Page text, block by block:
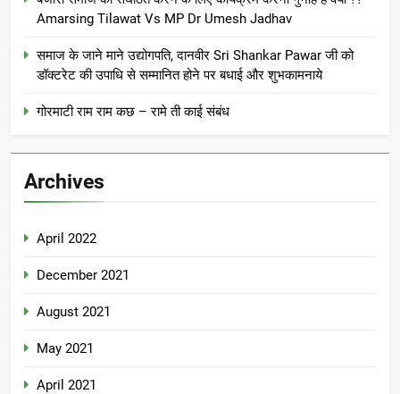
Amarsing Tilawat Vs MP Dr Umesh Jadhav
समाज के जाने माने उद्योगपति, दानवीर Sri Shankar Pawar जी को
डॉक्टरेट की उपाधि से सम्मानित होने पर बधाई और शुभकामनाये
गोरमाटी राम राम कछ – रामे ती काई संबंध
Archives
April 2022
December 2021
August 2021
May 2021
April 2021